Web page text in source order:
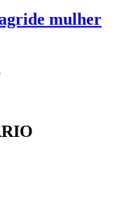
mulher